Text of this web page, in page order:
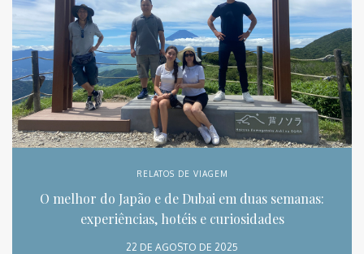
RELATOS DE VIAGEM
O melhor do Japão e de Dubai em duas semanas:
experiências, hotéis e curiosidades
22 DE AGOSTO DE 2025